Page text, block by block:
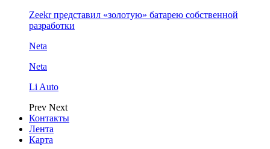
Zeekr представил «золотую» батарею собственной
разработки
Neta
Neta
Li Auto
Prev Next
Контакты
Лента
Карта